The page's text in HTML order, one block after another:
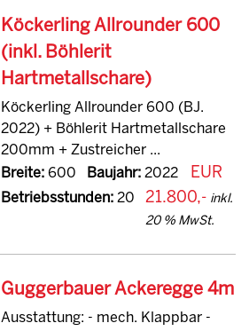
Köckerling Allrounder 600
(inkl. Böhlerit
Hartmetallschare)
Köckerling Allrounder 600 (BJ.
2022) + Böhlerit Hartmetallschare
200mm + Zustreicher ...
Breite:600 Baujahr:2022
Betriebsstunden:20
EUR
21.800,- inkl.
20 % MwSt.
Guggerbauer Ackeregge 4m
Ausstattung: - mech. Klappbar -